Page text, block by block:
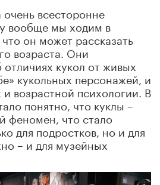
всесторонне
вообще мы ходим в
он может рассказать
возраста. Они
кукол от живых
кукольных персонажей, и
возрастной психологии. В
понятно, что куклы –
феномен, что стало
для подростков, но и для
– и для музейных